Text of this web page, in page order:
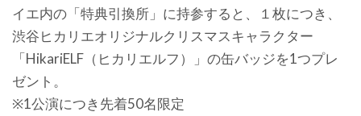
イエ内の「特典引換所」に持参すると、１枚につき、
渋谷ヒカリエオリジナルクリスマスキャラクター
「HikariELF（ヒカリエルフ）」の缶バッジを1つプレ
ゼント。
※1公演につき先着50名限定